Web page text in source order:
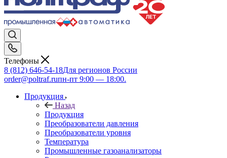
Телефоны
8 (812) 646-54-18Для регионов России
order@poltraf.ruпн-пт 9:00 — 18:00.
Продукция
Назад
Продукция
Преобразователи давления
Преобразователи уровня
Температура
Промышленные газоанализаторы